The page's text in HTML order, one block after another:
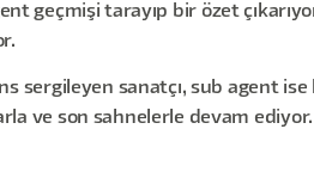
geçmişi tarayıp bir özet
sergileyen sanatçı, sub agent
ve son sahnelerle devam ediyor.